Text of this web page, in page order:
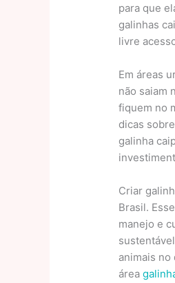
para que
galinhas
livre
Em áreas
não saiam
fiquem no
dicas
galinha
Criar
Brasil.
manejo e
animais
área